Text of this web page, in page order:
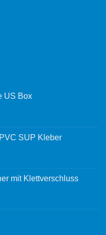
US Box
SUP Kleber
mit Klettverschluss